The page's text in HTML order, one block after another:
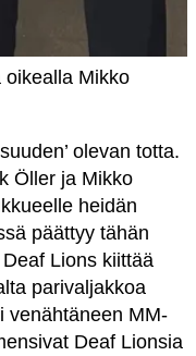
oikealla Mikko
olevan totta.
Öller ja Mikko
heidän
päättyy tähän
Lions kiittää
parivaljakkoa
venähtäneen MM-
Deaf Lionsia